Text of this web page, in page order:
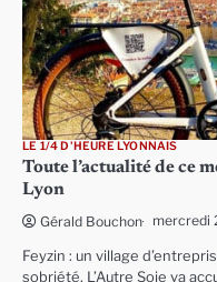
LE 1/4 D'HEURE LYONNAIS
Toute l’actualité de ce
Lyon
Gérald Bouchon mercredi
Feyzin : un village
sobriété, L’Autre Soie va